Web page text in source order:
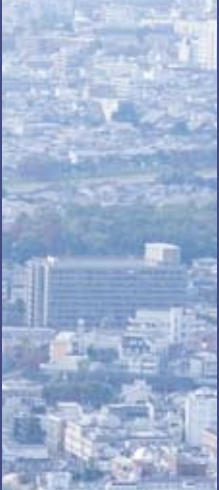
電話で相談する
メール相談・面談予約
LINEで相談する
とじる